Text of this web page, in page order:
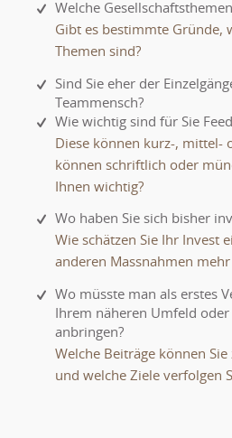
Welche
Gibt es bestimmte Gründe,
Themen sind?
Sind Sie eher der
Teammensch?
Wie wichtig sind für Sie
Diese können kurz-, mittel-
können schriftlich oder
Ihnen wichtig?
Wo haben Sie sich bisher
Wie schätzen Sie Ihr Invest
anderen Massnahmen
Wo müsste man als erstes
Ihrem näheren Umfeld
anbringen?
Welche Beiträge können
und welche Ziele verfolgen